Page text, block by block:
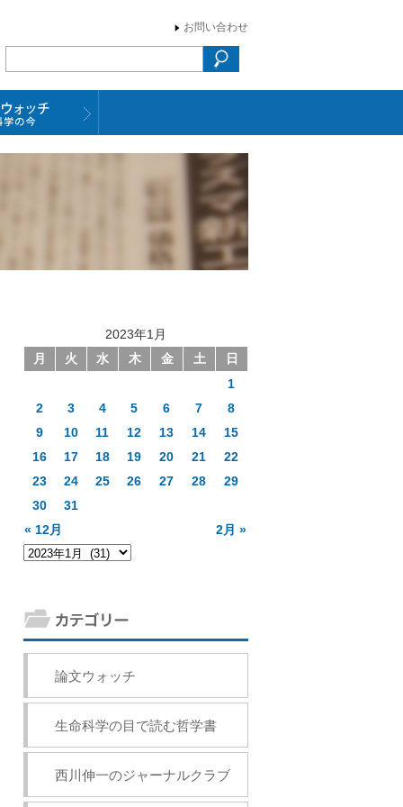
お問い合わせ
2023年1月
月
火 水 木 金 土 日
« 12月 2月 »
1
2
3 4 5 6 7
8
9
10 11 12 13 14
15
16
17 18 19 20 21
22
23
24 25 26 27 28
29
30
31
論文ウォッチ
生命科学の目で読む哲学書
西川伸一のジャーナルクラブ